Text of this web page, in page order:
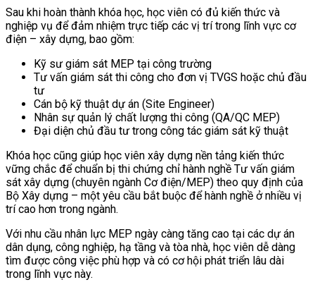
Sau khi hoàn thành khóa học, học viên có đủ kiến thức và
nghiệp vụ để đảm nhiệm trực tiếp các vị trí trong lĩnh vực cơ
điện – xây dựng, bao gồm:
Kỹ sư giám sát MEP tại công trường
Tư vấn giám sát thi công cho đơn vị TVGS hoặc chủ đầu
tư
Cán bộ kỹ thuật dự án (Site Engineer)
Nhân sự quản lý chất lượng thi công (QA/QC MEP)
Đại diện chủ đầu tư trong công tác giám sát kỹ thuật
Khóa học cũng giúp học viên xây dựng nền tảng kiến thức
vững chắc để chuẩn bị thi chứng chỉ hành nghề Tư vấn giám
sát xây dựng (chuyên ngành Cơ điện/MEP) theo quy định của
Bộ Xây dựng – một yêu cầu bắt buộc để hành nghề ở nhiều vị
trí cao hơn trong ngành.
Với nhu cầu nhân lực MEP ngày càng tăng cao tại các dự án
dân dụng, công nghiệp, hạ tầng và tòa nhà, học viên dễ dàng
tìm được công việc phù hợp và có cơ hội phát triển lâu dài
trong lĩnh vực này.